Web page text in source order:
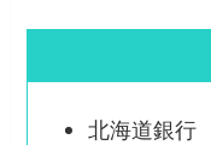
北海道銀行